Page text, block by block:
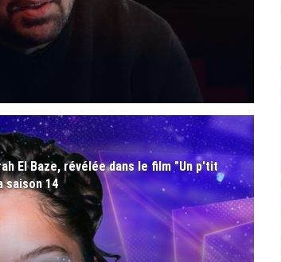
El Baze, révélée dans le film "Un p'tit
saison 14